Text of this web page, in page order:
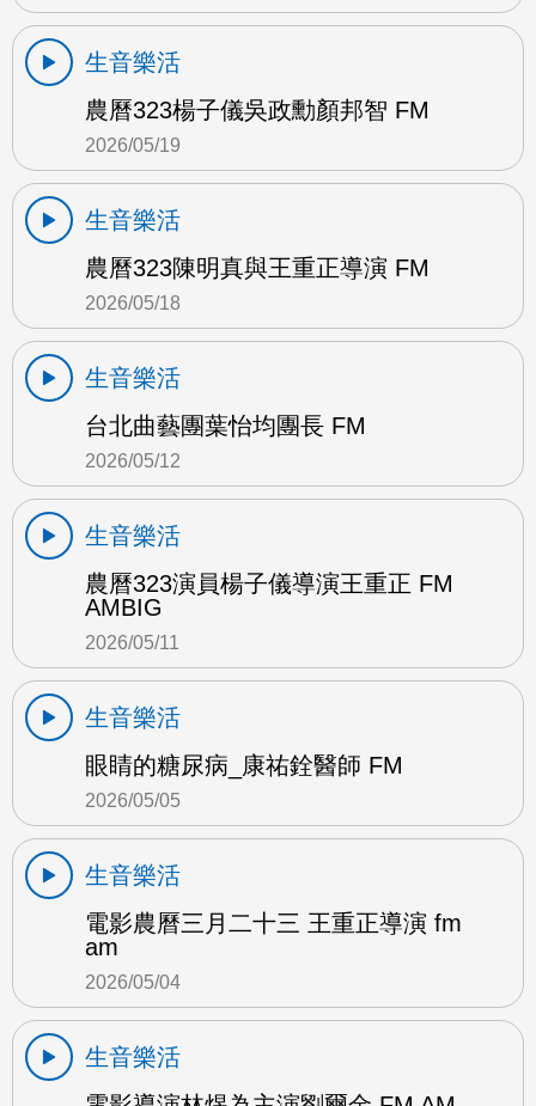
生音樂活
農曆323楊子儀吳政勳顏邦智 FM
2026/05/19
生音樂活
農曆323陳明真與王重正導演 FM
2026/05/18
生音樂活
台北曲藝團葉怡均團長 FM
2026/05/12
生音樂活
農曆323演員楊子儀導演王重正 FM
AMBIG
2026/05/11
生音樂活
眼睛的糖尿病_康祐銓醫師 FM
2026/05/05
生音樂活
電影農曆三月二十三 王重正導演 fm
am
2026/05/04
生音樂活